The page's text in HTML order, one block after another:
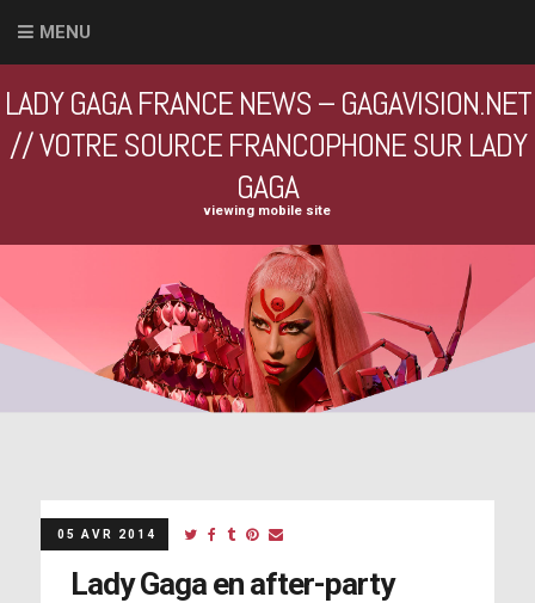
MENU
LADY GAGA FRANCE NEWS – GAGAVISION.NET
// VOTRE SOURCE FRANCOPHONE SUR LADY
GAGA
viewing mobile site
05 AVR 2014
Lady Gaga en after-party